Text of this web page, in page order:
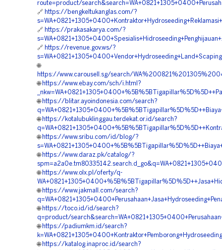
route=product/
🔗 https://bengkeltukanglas.com/?
🔗 https://prakasakarya.com/?
🔗 https://revenue.gov.ws/?
🌐
https://www.carousell.sg/search/
🌐 https://www.ebay.com/sch/i.html?
🌐 https://blitar.ayoindonesia.com/search?
🌐 https://kotalubuklinggau.terdekat.or.id/search?
🌐 https://www.sribu.com/id/blog/?
🌐 https://www.daraz.pk/catalog/?
🌐 https://www.olx.pl/oferty/q-
🌐 https://www.jakmall.com/search?
🌐 https://toco.id/id/search?
q=product/
🌐 https://padiumkm.id/search?
🌐 https://katalog.inaproc.id/search?